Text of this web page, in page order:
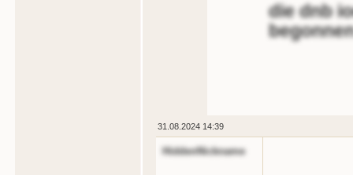
die dnb
31.08.2024 14:39
HiddenNickname